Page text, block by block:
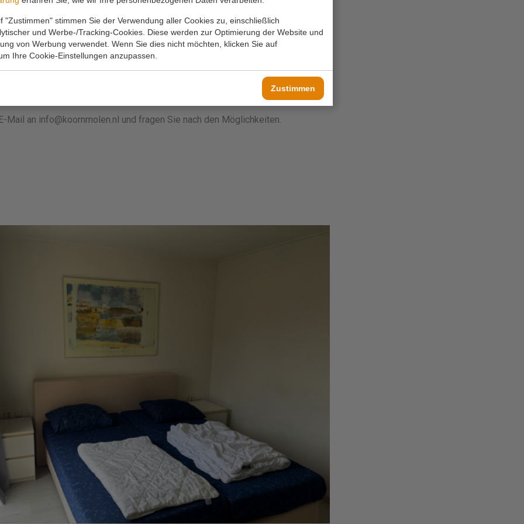
"Zustimmen" stimmen Sie der Verwendung aller Cookies zu, einschließlich
und Werbe-/Tracking-Cookies. Diese werden zur Optimierung der Website und
von Werbung verwendet. Wenn Sie dies nicht möchten, klicken Sie auf
Ihre Cookie-Einstellungen anzupassen.
Zustimmen
von 6,50 € pro Nacht zu erheben.
Gruppenbuchungen
einer großen Gruppe? Das ist möglich! Wenn Sie 4 oder mehr Bungalows
Sie einen Rabatt von 10%. Rufen Sie an unter 0180-631654 oder senden Sie
Mail an info@koornmolen.nl und fragen Sie nach den Möglichkeiten.